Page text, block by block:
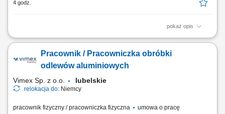
4 godz.
pokaż opis
Praca będzie wykonywana w naszej lokalizacji produkcyjnej i
maszyn oraz podzespołów mechanicznych; Montaż elementów zgodnie
z dokumentacją techniczną; Wykonywanie prac mechanicznych i
Pracownik / Pracowniczka obróbki
odlewów aluminiowych
Vimex Sp. z o.o. lubelskie
relokacja do: Niemcy
pracownik fizyczny / pracowniczka fizyczna
umowa o pracę